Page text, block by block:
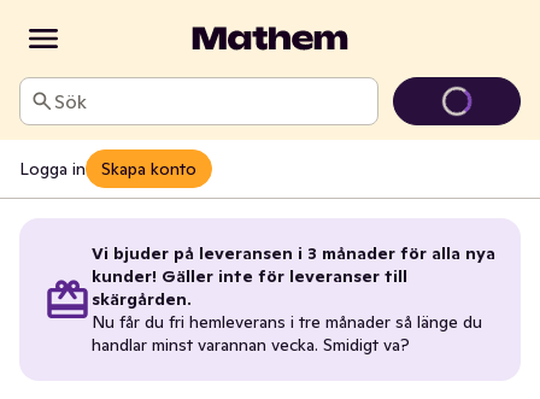
Sök
Logga in Skapa konto
Vi bjuder på leveransen i 3 månader för alla nya
kunder! Gäller inte för leveranser till
skärgården.
Nu får du fri hemleverans i tre månader så länge du
handlar minst varannan vecka. Smidigt va?